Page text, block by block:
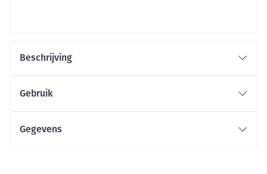
Beschrijving
Gebruik
Gegevens